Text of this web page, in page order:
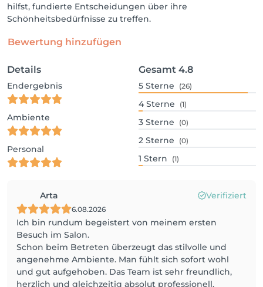
hilfst, fundierte Entscheidungen über ihre
Schönheitsbedürfnisse zu treffen.
Bewertung hinzufügen
Details
Endergebnis
Ambiente
Personal
Gesamt 4.8
5 Sterne (26)
4 Sterne (1)
3 Sterne (0)
2 Sterne (0)
1 Stern (1)
Arta Verifiziert
6.08.2026
Ich bin rundum begeistert von meinem ersten
Besuch im Salon.
Schon beim Betreten überzeugt das stilvolle und
angenehme Ambiente. Man fühlt sich sofort wohl
und gut aufgehoben. Das Team ist sehr freundlich,
herzlich und gleichzeitig absolut professionell.